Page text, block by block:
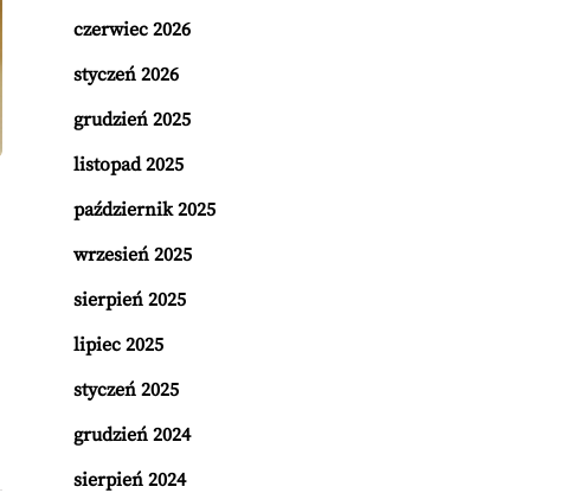
czerwiec 2026
styczeń 2026
grudzień 2025
listopad 2025
październik 2025
wrzesień 2025
sierpień 2025
lipiec 2025
styczeń 2025
grudzień 2024
sierpień 2024